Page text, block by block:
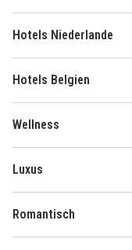
Hotels Niederlande
Hotels Belgien
Wellness
Luxus
Romantisch